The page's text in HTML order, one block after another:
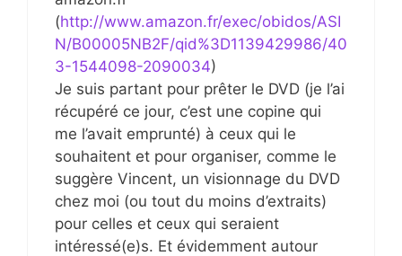
(http://www.amazon.fr/exec/obidos/ASI
N/B00005NB2F/qid%3D1139429986/40
3-1544098-2090034)
Je suis partant pour prêter le DVD (je l’ai
récupéré ce jour, c’est une copine qui
me l’avait emprunté) à ceux qui le
souhaitent et pour organiser, comme le
suggère Vincent, un visionnage du DVD
chez moi (ou tout du moins d’extraits)
pour celles et ceux qui seraient
intéressé(e)s. Et évidemment autour